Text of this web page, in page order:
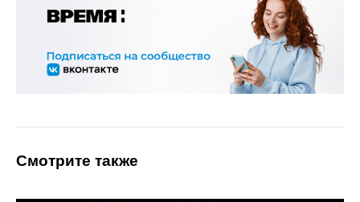
Смотрите также